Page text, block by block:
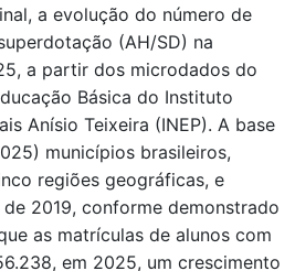
a evolução do número de
(AH/SD) na
a partir dos microdados do
Básica do Instituto
Anísio Teixeira (INEP). A base
municípios brasileiros,
regiões geográficas, e
2019, conforme demonstrado
as matrículas de alunos com
em 2025, um crescimento